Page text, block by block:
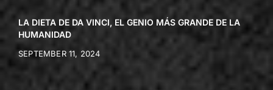
LA DIETA DE DA VINCI, EL GENIO MÁS GRANDE DE LA
HUMANIDAD
SEPTEMBER 11, 2024